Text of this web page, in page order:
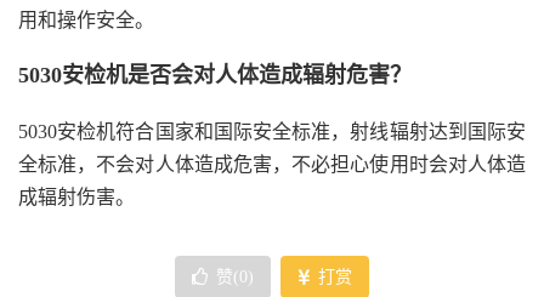
用和操作安全。
5030安检机是否会对人体造成辐射危害？
5030安检机符合国家和国际安全标准，射线辐射达到国际安
全标准，不会对人体造成危害，不必担心使用时会对人体造
成辐射伤害。
赞( 0 ) 打赏